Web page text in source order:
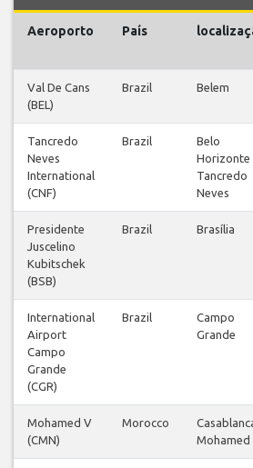
Aeroporto País
Val De Cans
(BEL)
Brazil Belem
Tancredo
Neves
International
(CNF)
Brazil
Belo
Horizonte
Tancredo
Neves
Presidente
Juscelino
Kubitschek
(BSB)
Brazil Brasília
International
Airport
Campo
Grande
(CGR)
Brazil
Campo
Grande
Mohamed V
(CMN)
Morocco
Mohamed